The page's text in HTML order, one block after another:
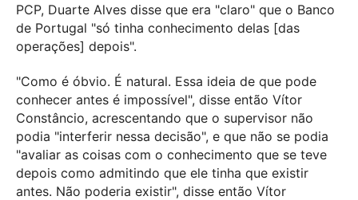
PCP, Duarte Alves disse que era "claro" que o Banco
de Portugal "só tinha conhecimento delas [das
operações] depois".
"Como é óbvio. É natural. Essa ideia de que pode
conhecer antes é impossível", disse então Vítor
Constâncio, acrescentando que o supervisor não
podia "interferir nessa decisão", e que não se podia
"avaliar as coisas com o conhecimento que se teve
depois como admitindo que ele tinha que existir
antes. Não poderia existir", disse então Vítor